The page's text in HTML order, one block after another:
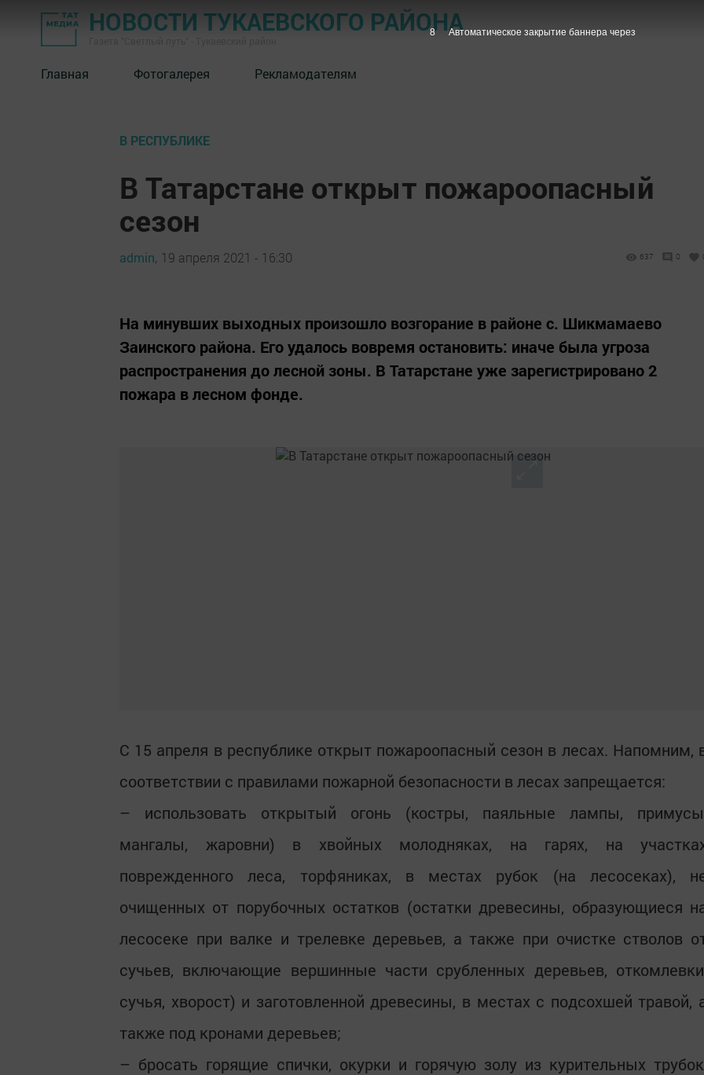
НОВОСТИ ТУКАЕВСКОГО РАЙОНА
Главная Фотогалерея Рекламодателям
В РЕСПУБЛИКЕ
В Татарстане открыт пожароопасный
сезон
admin, 19 апреля 2021 - 16:30 637 0
На минувших выходных произошло возгорание в районе с. Шикмамаево
Заинского района. Его удалось вовремя остановить: иначе была угроза
распространения до лесной зоны. В Татарстане уже зарегистрировано 2
пожара в лесном фонде.
С 15 апреля в республике открыт пожароопасный сезон в лесах. Напомним,
соответствии с правилами пожарной безопасности в лесах запрещается:
– использовать открытый огонь (костры, паяльные лампы,
мангалы, жаровни) в хвойных молодняках, на гарях, на
поврежденного леса, торфяниках, в местах рубок (на лесосеках),
очищенных от порубочных остатков (остатки древесины, образующиеся
лесосеке при валке и трелевке деревьев, а также при очистке стволов
сучьев, включающие вершинные части срубленных деревьев,
сучья, хворост) и заготовленной древесины, в местах с подсохшей травой,
также под кронами деревьев;
– бросать горящие спички, окурки и горячую золу из курительных
7 Автоматическое закрытие баннера через